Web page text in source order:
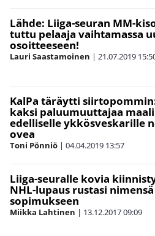
Lähde: Liiga-seuran MM-
tuttu pelaaja vaihtamassa
osoitteeseen!
Lauri Saastamoinen | 21.07.2019
KalPa täräytti
kaksi paluumuuttajaa
edelliselle ykkösveskarille
ovea
Toni Pönniö | 04.04.2019 13:57
Liiga-seuralle kovia
NHL-lupaus rustasi
sopimukseen
Miikka Lahtinen | 13.12.201709:09